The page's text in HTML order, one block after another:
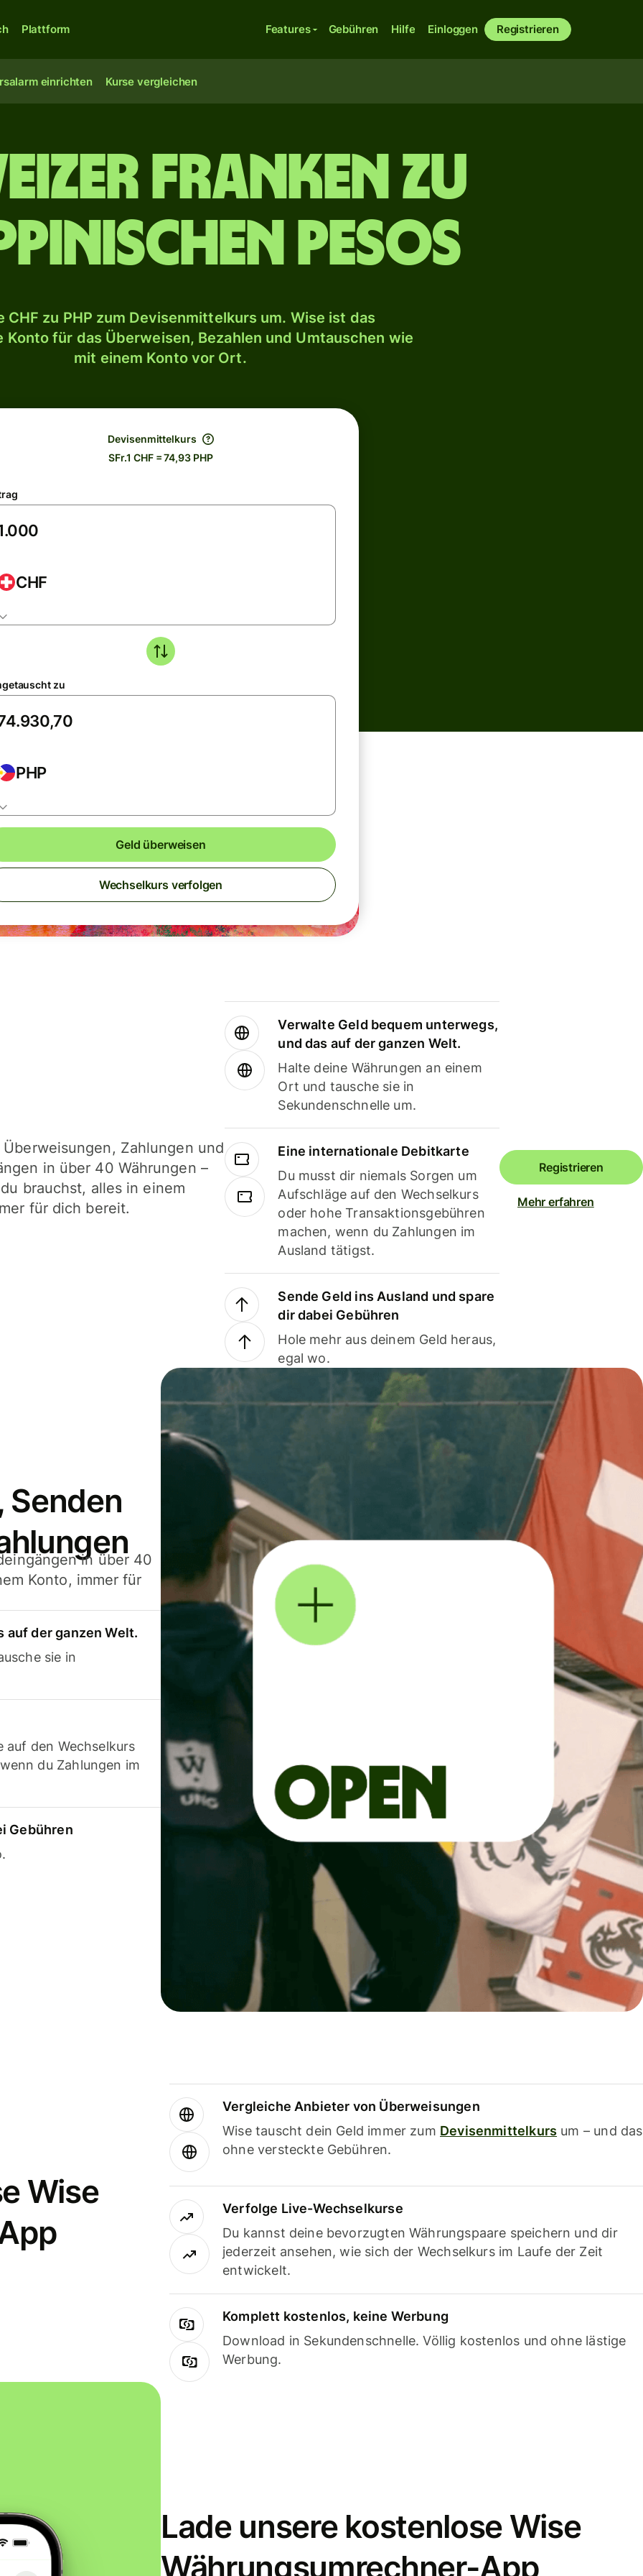
Plattform Features Gebühren Hilfe Einloggen Registrieren
einrichten Kurse vergleichen
Franken zu
Pesos
CHF zu PHP zum Devisenmittelkurs um. Wise ist das
Konto für das Überweisen, Bezahlen und Umtauschen wie
mit einem Konto vor Ort.
Devisenmittelkurs
SFr.1 CHF = 74,93 PHP
CHF
zu
PHP
Geld überweisen
Wechselkurs verfolgen
Zahlungen und
in über 40 Währungen –
brauchst, alles in einem
für dich bereit.
Verwalte Geld bequem unterwegs,
und das auf der ganzen Welt.
Halte deine Währungen an einem
Ort und tausche sie in
Sekundenschnelle um.
Eine internationale Debitkarte
Du musst dir niemals Sorgen um
Aufschläge auf den Wechselkurs
oder hohe Transaktionsgebühren
machen, wenn du Zahlungen im
Ausland tätigst.
Sende Geld ins Ausland und spare
dir dabei Gebühren
Hole mehr aus deinem Geld heraus,
egal wo.
Registrieren
Mehr erfahren
Senden
in über 40
Konto, immer für
auf der ganzen Welt.
sie in
auf den Wechselkurs
du Zahlungen im
Gebühren
Wise
Vergleiche Anbieter von Überweisungen
Wise tauscht dein Geld immer zum Devisenmittelkurs um – und das
ohne versteckte Gebühren.
Verfolge Live-Wechselkurse
Du kannst deine bevorzugten Währungspaare speichern und dir
jederzeit ansehen, wie sich der Wechselkurs im Laufe der Zeit
entwickelt.
Komplett kostenlos, keine Werbung
Download in Sekundenschnelle. Völlig kostenlos und ohne lästige
Werbung.
Lade unsere kostenlose Wise
Währungsumrechner-App